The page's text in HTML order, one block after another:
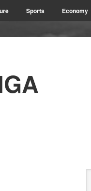
Sports Economy